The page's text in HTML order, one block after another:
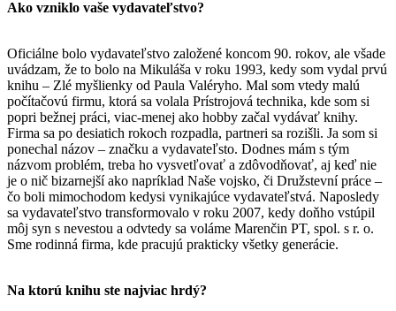
Ako vzniklo vaše vydavateľstvo?
Oficiálne bolo vydavateľstvo založené koncom 90. rokov, ale všade
uvádzam, že to bolo na Mikuláša v roku 1993, kedy som vydal prvú
knihu – Zlé myšlienky od Paula Valéryho. Mal som vtedy malú
počítačovú firmu, ktorá sa volala Prístrojová technika, kde som si
popri bežnej práci, viac-menej ako hobby začal vydávať knihy.
Firma sa po desiatich rokoch rozpadla, partneri sa rozišli. Ja som si
ponechal názov – značku a vydavateľsto. Dodnes mám s tým
názvom problém, treba ho vysvetľovať a zdôvodňovať, aj keď nie
je o nič bizarnejší ako napríklad Naše vojsko, či Družstevní práce –
čo boli mimochodom kedysi vynikajúce vydavateľstvá. Naposledy
sa vydavateľstvo transformovalo v roku 2007, kedy doňho vstúpil
môj syn s nevestou a odvtedy sa voláme Marenčin PT, spol. s r. o.
Sme rodinná firma, kde pracujú prakticky všetky generácie.
Na ktorú knihu ste najviac hrdý?